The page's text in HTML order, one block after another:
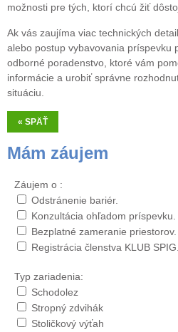
možnosti pre tých, ktorí chcú žiť
Ak vás zaujíma viac technických
alebo postup vybavovania príspevku
odborné poradenstvo, ktoré vám
informácie a urobiť správne
situáciu.
« SPÄŤ
Mám záujem
Záujem o :
Odstránenie bariér.
Konzultácia ohľadom príspevku.
Bezplatné zameranie priestorov.
Registrácia členstva KLUB SPIG.
Typ zariadenia:
Schodolez
Stropný zdvihák
Stoličkový výťah